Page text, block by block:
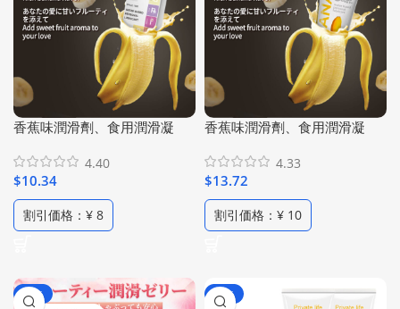
香蕉味潤滑劑、食用潤滑凝
滑油、高比例香蕉精華和純植
物配方、水果趣味食用潤滑
劑、旅行便攜裝 （每包 3克/ 6
包）
4.40
$10.34
割引価格：¥ 8
香蕉味潤滑劑、食用潤滑凝
滑油、高比例香蕉精華和純植
物配方、水果趣味食用潤滑劑
（100ml/ 3.38 Fl Oz）
4.33
$13.72
割引価格：¥ 10
-59%
-42%